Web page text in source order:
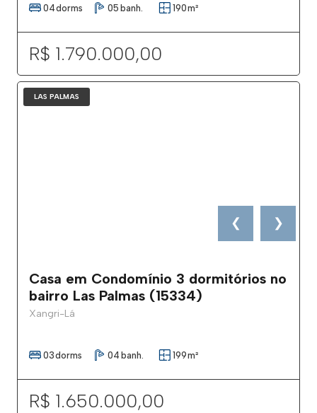
04dorms 05 banh. 190m²
R$ 1.790.000,00
❮ ❯
LAS PALMAS
Casa em Condomínio 3 dormitórios no
bairro Las Palmas (15334)
Xangri-Lá
03dorms 04 banh. 199m²
R$ 1.650.000,00